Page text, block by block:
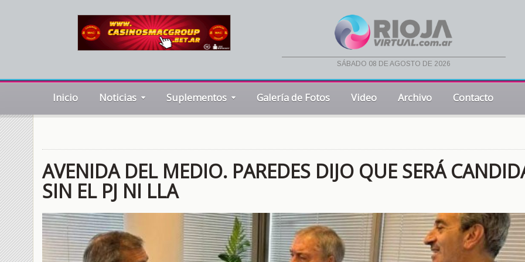
sábado 08 de agosto de 2026
Inicio Noticias Suplementos Galería de Fotos Video Archivo Contacto
AVENIDA DEL MEDIO. PAREDES DIJO QUE SERÁ
SIN EL PJ NI LLA